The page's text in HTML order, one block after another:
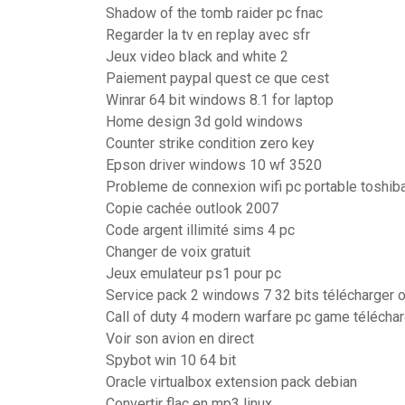
Shadow of the tomb raider pc fnac
Regarder la tv en replay avec sfr
Jeux video black and white 2
Paiement paypal quest ce que cest
Winrar 64 bit windows 8.1 for laptop
Home design 3d gold windows
Counter strike condition zero key
Epson driver windows 10 wf 3520
Probleme de connexion wifi pc portable
Copie cachée outlook 2007
Code argent illimité sims 4 pc
Changer de voix gratuit
Jeux emulateur ps1 pour pc
Service pack 2 windows 7 32 bits télécharger
Call of duty 4 modern warfare pc game
Voir son avion en direct
Spybot win 10 64 bit
Oracle virtualbox extension pack debian